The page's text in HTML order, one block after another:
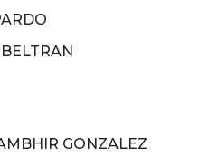
GONZALEZ